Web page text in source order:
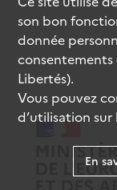
son bon
donnée
Libertés).
Vous pouvez
d’utilisation sur
En